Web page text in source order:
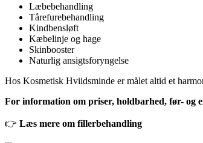
Læbebehandling
Tårefurebehandling
Kindbensløft
Kæbelinje og hage
Skinbooster
Naturlig ansigtsforyngelse
Hos Kosmetisk Hviidsminde er målet altid et
For information om priser, holdbarhed, før- og
👉 Læs mere om fillerbehandling